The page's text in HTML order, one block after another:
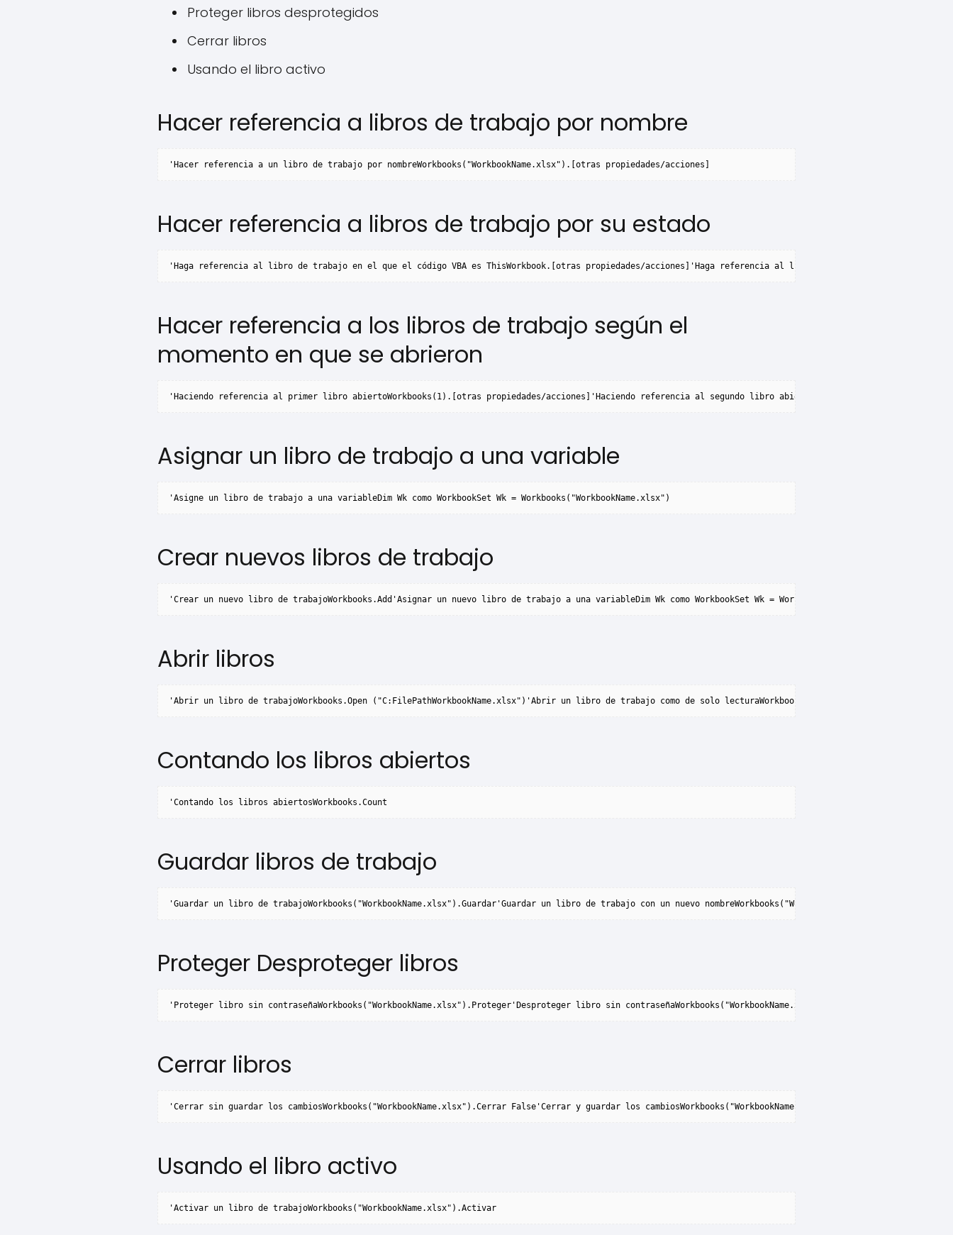
Proteger libros desprotegidos
Cerrar libros
Usando el libro activo
Hacer referencia a libros de trabajo por nombre
'Hacer referencia a un libro de trabajo por nombreWorkbooks("WorkbookName.xlsx").[otras propiedades/acciones]
Hacer referencia a libros de trabajo por su estado
'Haga referencia al libro de trabajo en el que el código VBA es ThisWorkbook.[otras propiedades/acciones]'Haga referencia al libro de trabajo
Hacer referencia a los libros de trabajo según el
momento en que se abrieron
'Haciendo referencia al primer libro abiertoWorkbooks(1).[otras propiedades/acciones]'Haciendo referencia al segundo libro abiertoWorkbooks(2).[otras
Asignar un libro de trabajo a una variable
'Asigne un libro de trabajo a una variableDim Wk como WorkbookSet Wk = Workbooks("WorkbookName.xlsx")
Crear nuevos libros de trabajo
'Crear un nuevo libro de trabajoWorkbooks.Add'Asignar un nuevo libro de trabajo a una variableDim Wk como WorkbookSet Wk = Workbooks.Add
Abrir libros
'Abrir un libro de trabajoWorkbooks.Open ("C:FilePathWorkbookName.xlsx")'Abrir un libro de trabajo como de solo lecturaWorkbooks.Open
Contando los libros abiertos
'Contando los libros abiertosWorkbooks.Count
Guardar libros de trabajo
'Guardar un libro de trabajoWorkbooks("WorkbookName.xlsx").Guardar'Guardar un libro de trabajo con un nuevo nombreWorkbooks("WorkbookName.xlsx").Guardar
Proteger Desproteger libros
'Proteger libro sin contraseñaWorkbooks("WorkbookName.xlsx").Proteger'Desproteger libro sin contraseñaWorkbooks("WorkbookName.xlsx").Desproteger'Proteger
Cerrar libros
'Cerrar sin guardar los cambiosWorkbooks("WorkbookName.xlsx").Cerrar False'Cerrar y guardar los cambiosWorkbooks("WorkbookName.xlsx").Cerrar True
Usando el libro activo
'Activar un libro de trabajoWorkbooks("WorkbookName.xlsx").Activar